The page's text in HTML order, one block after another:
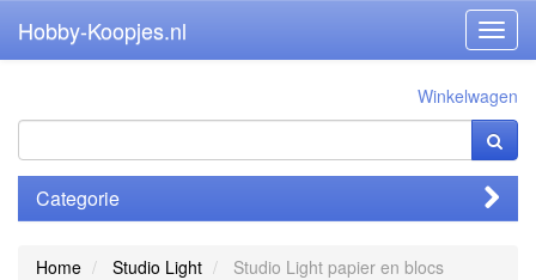
Hobby-Koopjes.nl
Winkelwagen
Categorie
Home Studio Light Studio Light papier en blocs